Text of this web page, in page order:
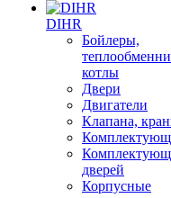
DIHR
Бойлеры,
котлы
Двери
Двигатели
Клапана,
дверей
Корпусные